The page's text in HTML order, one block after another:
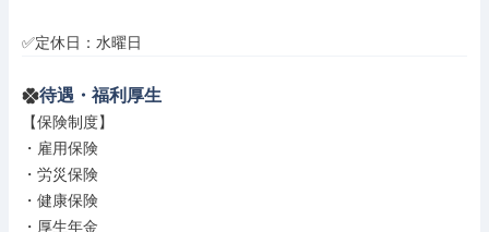
✅定休日：水曜日
待遇・福利厚生
【保険制度】
・雇用保険
・労災保険
・健康保険
・厚生年金